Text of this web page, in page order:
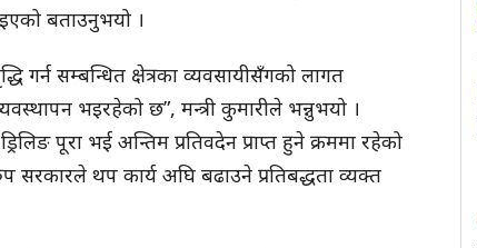
बताउनुभयो ।
सम्बन्धित क्षेत्रका व्यवसायीसँगको लागत
भइरहेको छ”, मन्त्री कुमारीले भन्नुभयो ।
पूरा भई अन्तिम प्रतिवदेन प्राप्त हुने क्रममा रहेको
सरकारले थप कार्य अघि बढाउने प्रतिबद्धता व्यक्त